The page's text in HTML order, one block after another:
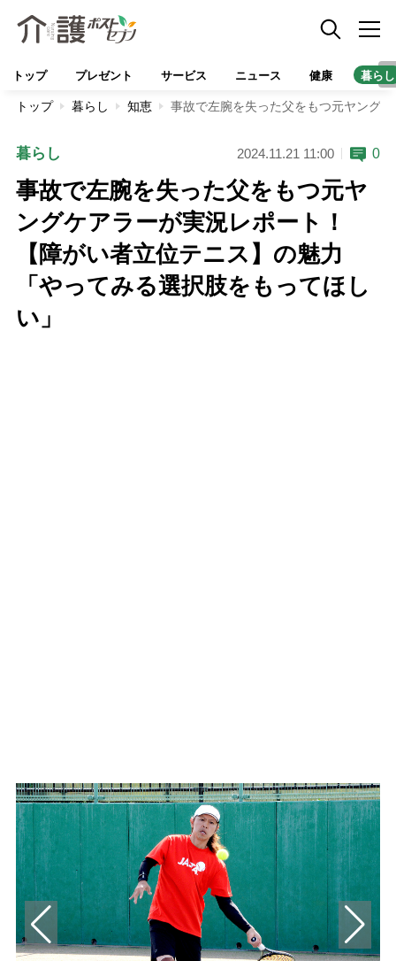
トップ プレゼント サービス ニュース 健康 暮らし
トップ 暮らし 知恵 事故で左腕を失った父をもつ元ヤング
暮らし 2024.11.21 11:00 0
事故で左腕を失った父をもつ元ヤ
ングケアラーが実況レポート！
【障がい者立位テニス】の魅力
「やってみる選択肢をもってほし
い」